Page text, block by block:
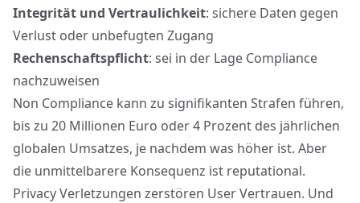
Integrität und Vertraulichkeit: sichere Daten gegen
Verlust oder unbefugten Zugang
Rechenschaftspflicht: sei in der Lage Compliance
nachzuweisen
Non Compliance kann zu signifikanten Strafen führen,
bis zu 20 Millionen Euro oder 4 Prozent des jährlichen
globalen Umsatzes, je nachdem was höher ist. Aber
die unmittelbarere Konsequenz ist reputational.
Privacy Verletzungen zerstören User Vertrauen. Und